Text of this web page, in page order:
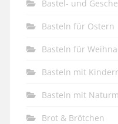
Bastel- und
Basteln für Ostern
Basteln für
Basteln mit
Basteln mit
Brot & Brötchen